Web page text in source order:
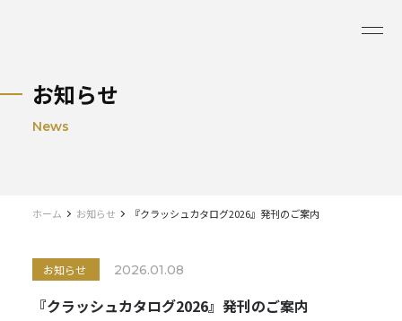
お知らせ
News
ホーム お知らせ 『クラッシュカタログ2026』発刊のご案内
『クラッシュカタログ2026』発刊のご案内
お知らせ 2026.01.08